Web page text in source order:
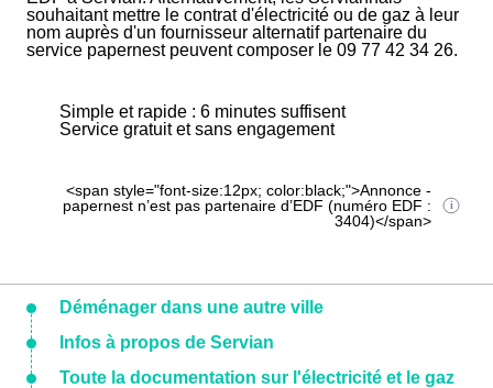
souhaitant mettre le contrat d'électricité ou de gaz à leur
nom auprès d'un fournisseur alternatif partenaire du
service papernest peuvent composer le 09 77 42 34 26.
Simple et rapide : 6 minutes suffisent
Service gratuit et sans engagement
<span style="font-size:12px; color:black;">Annonce -
papernest n’est pas partenaire d’EDF (numéro EDF :
3404)</span>
Déménager dans une autre ville
Infos à propos de Servian
Toute la documentation sur l'électricité et le gaz